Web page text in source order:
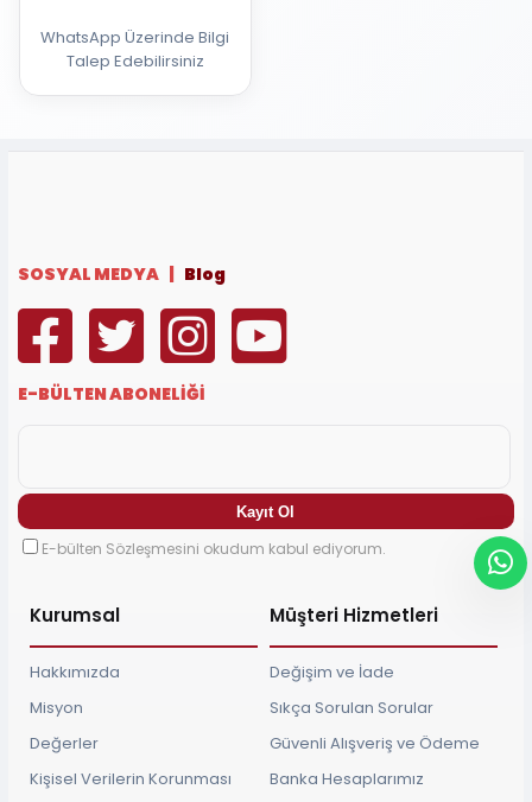
WhatsApp Üzerinde Bilgi
Talep Edebilirsiniz
SOSYAL MEDYA | Blog
E-BÜLTEN ABONELİĞİ
E-bülten Sözleşmesini okudum kabul ediyorum.
Kurumsal
Hakkımızda
Misyon
Değerler
Kişisel Verilerin Korunması
Müşteri Hizmetleri
Değişim ve İade
Sıkça Sorulan Sorular
Güvenli Alışveriş ve Ödeme
Banka Hesaplarımız